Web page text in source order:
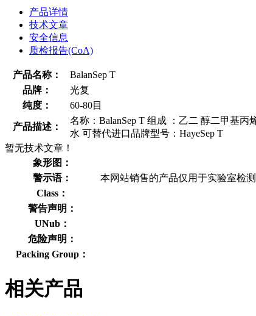
产品详情
技术文章
安全信息
质检报告(CoA)
产品名称：
BalanSep T
品牌：
光复
纯度：
60-80目
产品描述：
名称：BalanSep T 组成 ：乙二 醇二甲基
水 可替代进口品牌型号：HayeSep T
暂无技术文章！
象形图：
警示语：
本网站销售的产品仅用于实验室检
Class：
警告声明：
UNub：
危险声明：
Packing Group：
相关产品